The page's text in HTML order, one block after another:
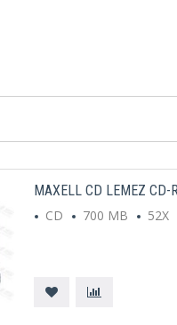
MAXELL CD LEMEZ CD-
CD
700 MB 52X